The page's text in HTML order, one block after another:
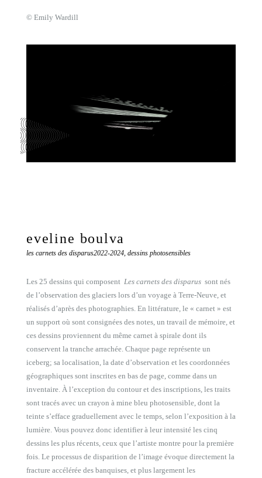
© Emily Wardill
eveline boulva
les carnets des disparus2022-2024, dessins photosensibles
Les 25 dessins qui composent Les carnets des disparus sont nés
de l’observation des glaciers lors d’un voyage à Terre-Neuve, et
réalisés d’après des photographies. En littérature, le « carnet » est
un support où sont consignées des notes, un travail de mémoire, et
ces dessins proviennent du même carnet à spirale dont ils
conservent la tranche arrachée. Chaque page représente un
iceberg; sa localisation, la date d’observation et les coordonnées
géographiques sont inscrites en bas de page, comme dans un
inventaire. À l’exception du contour et des inscriptions, les traits
sont tracés avec un crayon à mine bleu photosensible, dont la
teinte s’efface graduellement avec le temps, selon l’exposition à la
lumière. Vous pouvez donc identifier à leur intensité les cinq
dessins les plus récents, ceux que l’artiste montre pour la première
fois. Le processus de disparition de l’image évoque directement la
fracture accélérée des banquises, et plus largement les